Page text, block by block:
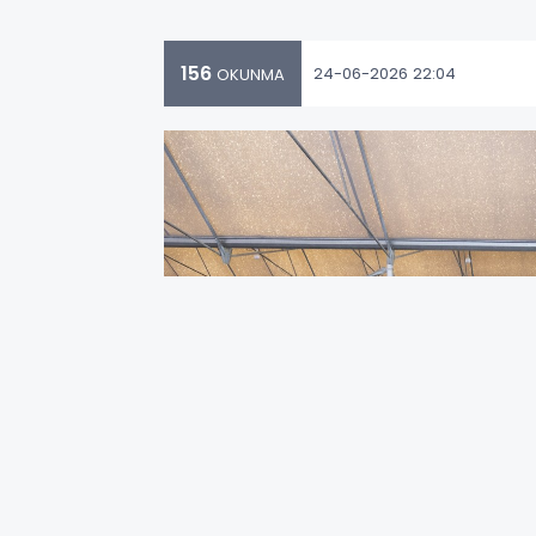
156 OKUNMA 24-06-2026 22:04